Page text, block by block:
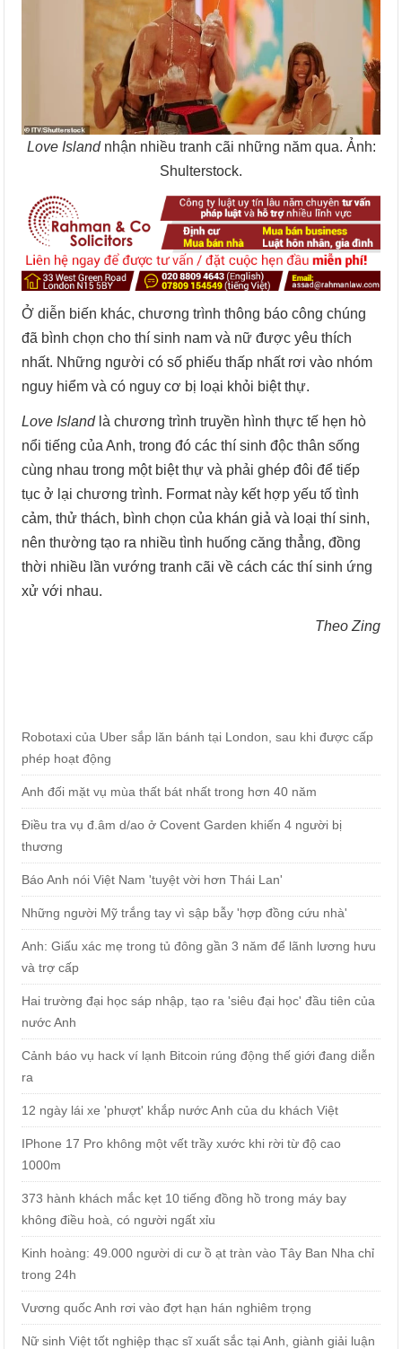
Love Islandnhận nhiều tranh cãi những năm qua. Ảnh:
Shulterstock.
Ở diễn biến khác, chương trình thông báo công chúng
đã bình chọn cho thí sinh nam và nữ được yêu thích
nhất. Những người có số phiếu thấp nhất rơi vào nhóm
nguy hiểm và có nguy cơ bị loại khỏi biệt thự.
Love Island là chương trình truyền hình thực tế hẹn hò
nổi tiếng của Anh, trong đó các thí sinh độc thân sống
cùng nhau trong một biệt thự và phải ghép đôi để tiếp
tục ở lại chương trình. Format này kết hợp yếu tố tình
cảm, thử thách, bình chọn của khán giả và loại thí sinh,
nên thường tạo ra nhiều tình huống căng thẳng, đồng
thời nhiều lần vướng tranh cãi về cách các thí sinh ứng
xử với nhau.
Theo Zing
Robotaxi của Uber sắp lăn bánh tại London, sau khi được cấp
phép hoạt động
Anh đối mặt vụ mùa thất bát nhất trong hơn 40 năm
Điều tra vụ đ.âm d/ao ở Covent Garden khiến 4 người bị
thương
Báo Anh nói Việt Nam 'tuyệt vời hơn Thái Lan'
Những người Mỹ trắng tay vì sập bẫy 'hợp đồng cứu nhà'
Anh: Giấu xác mẹ trong tủ đông gần 3 năm để lãnh lương hưu
và trợ cấp
Hai trường đại học sáp nhập, tạo ra 'siêu đại học' đầu tiên của
nước Anh
Cảnh báo vụ hack ví lạnh Bitcoin rúng động thế giới đang diễn
ra
12 ngày lái xe 'phượt' khắp nước Anh của du khách Việt
IPhone 17 Pro không một vết trầy xước khi rời từ độ cao
1000m
373 hành khách mắc kẹt 10 tiếng đồng hồ trong máy bay
không điều hoà, có người ngất xỉu
Kinh hoàng: 49.000 người di cư ồ ạt tràn vào Tây Ban Nha chỉ
trong 24h
Vương quốc Anh rơi vào đợt hạn hán nghiêm trọng
Nữ sinh Việt tốt nghiệp thạc sĩ xuất sắc tại Anh, giành giải luận